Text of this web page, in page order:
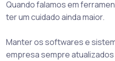
Quando falamos em
ter um cuidado ainda maior.
Manter os softwares e
empresa sempre atualizados